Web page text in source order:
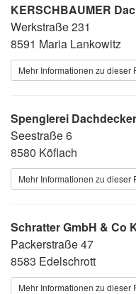
KERSCHBAUMER
Werkstraße 231
8591 Maria Lankowitz
Mehr Informationen zu dieser
Spenglerei
Seestraße 6
8580 Köflach
Mehr Informationen zu dieser
Schratter GmbH & Co
Packerstraße 47
8583 Edelschrott
Mehr Informationen zu dieser